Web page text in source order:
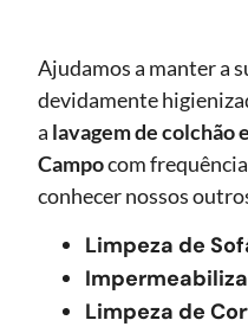
Ajudamos a manter a
devidamente
a lavagem de colchão
Campocom
conhecer nossos
Limpeza de
Limpeza de